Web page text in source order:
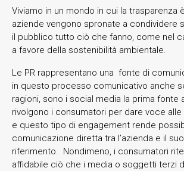
Viviamo in un mondo in cui la trasparenza
aziende vengono spronate a condividere
il pubblico tutto ciò che fanno, come nel
a favore della sostenibilità ambientale.
Le PR rappresentano una fonte di
in questo processo comunicativo anche
ragioni, sono i social media la prima fonte
rivolgono i consumatori per dare voce alle
e questo tipo di engagement rende
comunicazione diretta tra l’azienda e il
riferimento. Nondimeno, i consumatori
affidabile ciò che i media o soggetti terzi